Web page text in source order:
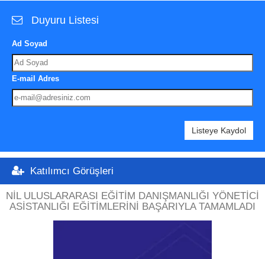
Duyuru Listesi
Ad Soyad
E-mail Adres
Listeye Kaydol
Katılımcı Görüşleri
NIL ULUSLARARASI EĞITIM DANIŞMANLIĞI YÖNETICI
ASISTANLIĞI EĞITIMLERINI BAŞARIYLA TAMAMLADI